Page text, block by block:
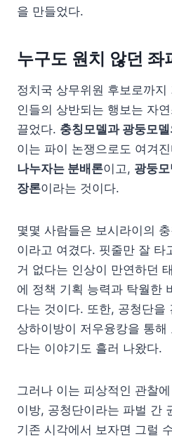
을 만들었다.
누구도 원치 않던 좌
정치국 상무위원 후보로까지
인들의 상반되는 행보는 자
끌었다. 충칭모델과 광둥모
이는 파이 논쟁으로도 여겨
나누자는 분배론이고, 광둥
장론이라는 것이다.
몇몇 사람들은 보시라이의
이라고 여겼다. 핏줄만 잘 타
거 없다는 인상이 만연하던
에 정책 기획 능력과 탁월한
다는 것이다. 또한, 공청단을
상하이방이 저우융캉을 통
다는 이야기도 흘러 나왔다.
그러나 이는 피상적인 관찰
이방, 공청단이라는 파벌 간
기존 시각에서 보자면 그럴